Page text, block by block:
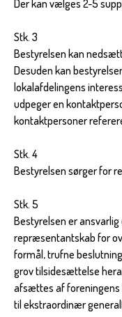
Der kan vælges 2-5
Stk. 3
Bestyrelsen kan
Desuden kan
lokalafdelingens
udpeger en
kontaktpersoner
Stk. 4
Bestyrelsen sørger for
Stk. 5
Bestyrelsen er ansvarlig
repræsentantskab for
formål, trufne
grov tilsidesættelse
afsættes af foreningens
til ekstraordinær